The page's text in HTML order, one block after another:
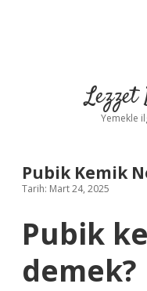
Lezzet
Yemekle
Pubik Kemik
Tarih: Mart 24, 2025
Pubik
demek?